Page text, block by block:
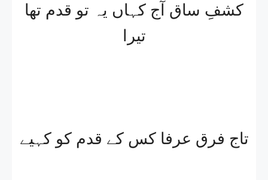
کشفِ ساق آج کہاں یہ تو قدم تھا
تیرا
تاج فرق عرفا کس کے قدم کو کہیے